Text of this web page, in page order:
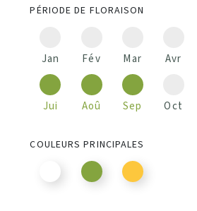
PÉRIODE DE FLORAISON
Jan Fév Mar Avr
Jui Aoû Sep Oct
COULEURS PRINCIPALES